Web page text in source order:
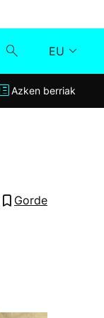
EU
Klisk
Azken berriak
Gorde